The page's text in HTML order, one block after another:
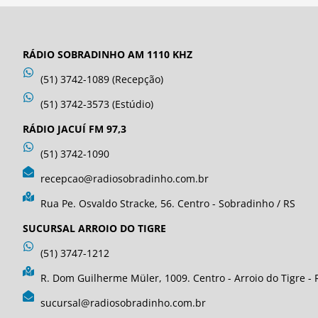
RÁDIO SOBRADINHO AM 1110 KHZ
(51) 3742-1089 (Recepção)
(51) 3742-3573 (Estúdio)
RÁDIO JACUÍ FM 97,3
(51) 3742-1090
recepcao@radiosobradinho.com.br
Rua Pe. Osvaldo Stracke, 56. Centro - Sobradinho / RS
SUCURSAL ARROIO DO TIGRE
(51) 3747-1212
R. Dom Guilherme Müler, 1009. Centro - Arroio do Tigre -
sucursal@radiosobradinho.com.br